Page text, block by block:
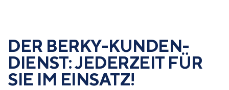
DER BERKY-KUNDEN­
DIENST: JEDER­ZEIT FÜR
SIE IM EIN­SATZ!